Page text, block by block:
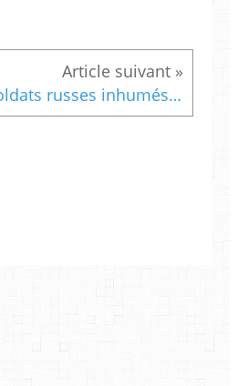
Des soldats russes inhumés au cimetière de la marine de Rochefort-sur-Mer (17)